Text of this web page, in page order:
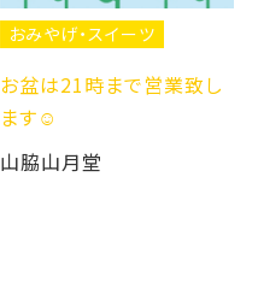
おみやげ・スイーツ
お盆は21時まで営業致し
ます☺️
山脇山月堂